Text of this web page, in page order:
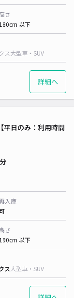
高さ
180cm 以下
ス大型車・SUV
詳細へ
平日のみ：利用時間
入庫
高さ
190cm 以下
ス大型車・SUV